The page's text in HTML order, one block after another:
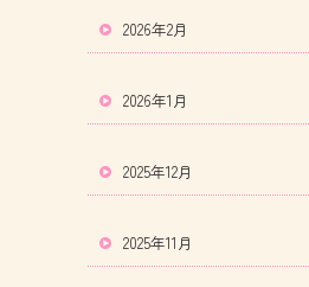
2026年2月
2026年1月
2025年12月
2025年11月